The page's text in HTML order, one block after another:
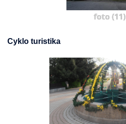
foto (11)
Cyklo turistika